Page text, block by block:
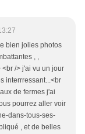
bien jolies photos
, ,
<br /> j'ai vu un jour
interrressant...<br
de fermes j'ai
pourrez aller voir
dans-tous-ses-
, et de belles